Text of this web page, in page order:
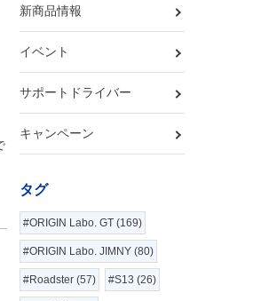
新商品情報
イベント
サポートドライバー
キャンペーン
タグ
#ORIGIN Labo. GT (169)
#ORIGIN Labo. JIMNY (80)
#Roadster (57) #S13 (26)